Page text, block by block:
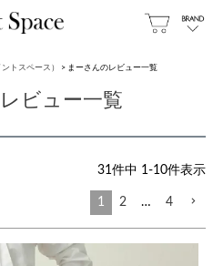
トスペース） まーさんのレビュー一覧
ビュー一覧
31件中 1-10件表示
1 2 … 4